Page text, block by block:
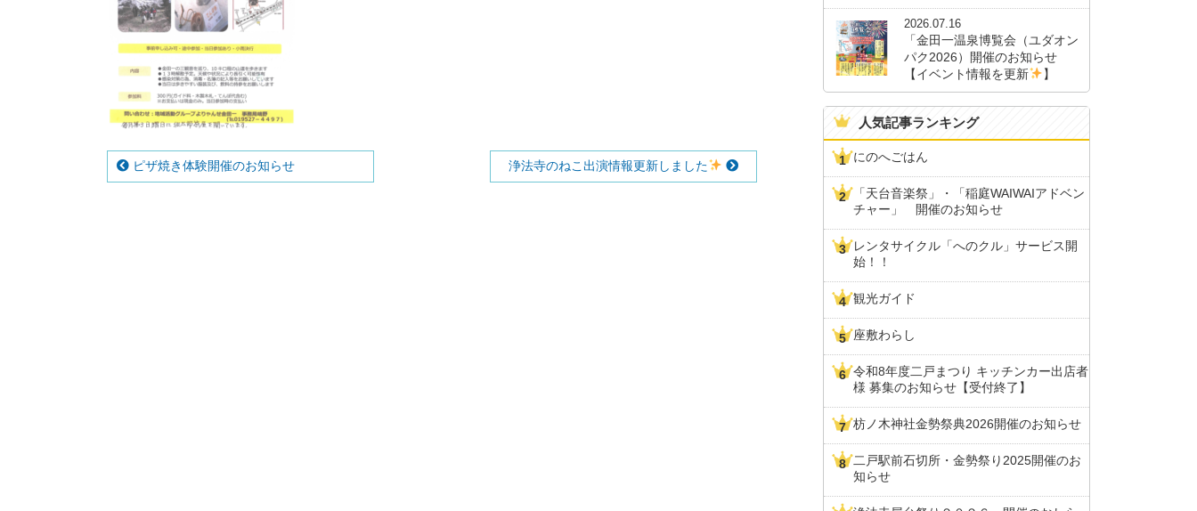
ピザ焼き体験開催のお知らせ 浄法寺のねこ出演情報更新しました
2026.07.16
「金田一温泉博覧会（ユダオン
パク2026）開催のお知らせ
【イベント情報を更新
】
人気記事ランキング
にのへごはん
「天台音楽祭」・「稲庭WAIWAIアドベン
チャー」 開催のお知らせ
レンタサイクル「へのクル」サービス開
始！！
観光ガイド
座敷わらし
令和8年度二戸まつり キッチンカー出店者
様 募集のお知らせ【受付終了】
枋ノ木神社金勢祭典2026開催のお知らせ
二戸駅前石切所・金勢祭り2025開催のお
知らせ